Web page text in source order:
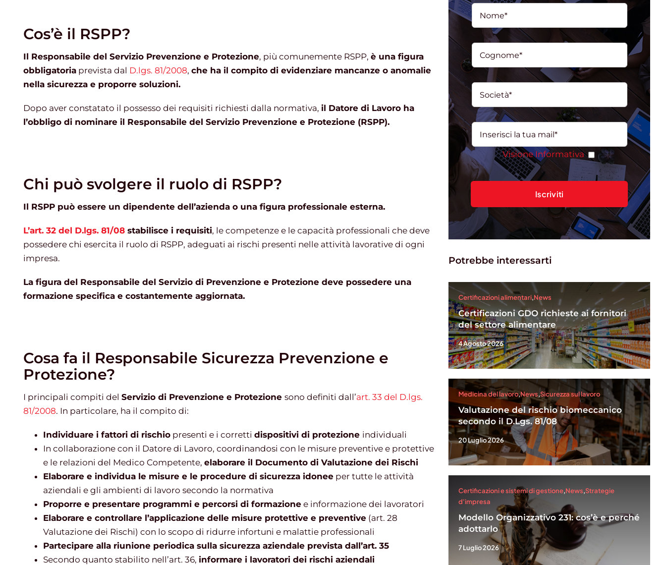
Cos’è il RSPP?
Il Responsabile del Servizio Prevenzione e Protezione, più comunemente RSPP, è una figura
obbligatoria prevista dal D.lgs. 81/2008, che ha il compito di evidenziare mancanze o anomalie
nella sicurezza e proporre soluzioni.
Dopo aver constatato il possesso dei requisiti richiesti dalla normativa, il Datore di Lavoro ha
l’obbligo di nominare il Responsabile del Servizio Prevenzione e Protezione (RSPP).
Chi può svolgere il ruolo di RSPP?
Il RSPP può essere un dipendente dell’azienda o una figura professionale esterna.
L’art. 32 del D.lgs. 81/08 stabilisce i requisiti, le competenze e le capacità professionali che deve
possedere chi esercita il ruolo di RSPP, adeguati ai rischi presenti nelle attività lavorative di ogni
impresa.
La figura del Responsabile del Servizio di Prevenzione e Protezione deve possedere una
formazione specifica e costantemente aggiornata.
Cosa fa il Responsabile Sicurezza Prevenzione e
Protezione?
I principali compiti del Servizio di Prevenzione e Protezione sono definiti dall’art. 33 del D.lgs.
81/2008. In particolare, ha il compito di:
Individuare i fattori di rischio presenti e i corretti dispositivi di protezione individuali
In collaborazione con il Datore di Lavoro, coordinandosi con le misure preventive e protettive
e le relazioni del Medico Competente, elaborare il Documento di Valutazione dei Rischi
Elaborare e individua le misure e le procedure di sicurezza idonee per tutte le attività
aziendali e gli ambienti di lavoro secondo la normativa
Proporre e presentare programmi e percorsi di formazione e informazione dei lavoratori
Elaborare e controllare l’applicazione delle misure protettive e preventive (art. 28
Valutazione dei Rischi) con lo scopo di ridurre infortuni e malattie professionali
Partecipare alla riunione periodica sulla sicurezza aziendale prevista dall’art. 35
Secondo quanto stabilito nell’art. 36, informare i lavoratori dei rischi aziendali
Visione Informativa
Potrebbe interessarti
Certificazioni alimentari,News
Certificazioni GDO richieste ai fornitori
del settore alimentare
4 Agosto 2026
Medicina del lavoro,News,Sicurezza sul lavoro
Valutazione del rischio biomeccanico
secondo il D.Lgs. 81/08
20 Luglio 2026
Certificazioni e sistemi di gestione,News,Strategie
d'impresa
Modello Organizzativo 231: cos’è e perché
adottarlo
7 Luglio 2026